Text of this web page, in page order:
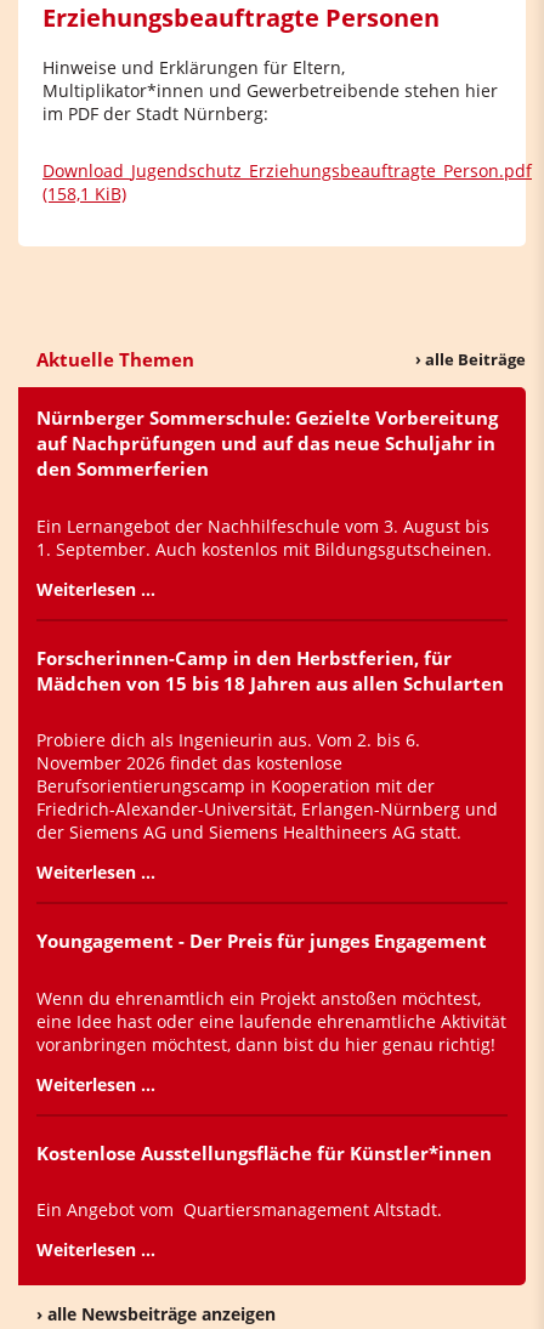
Erziehungsbeauftragte Personen
Hinweise und Erklärungen für Eltern,
Multiplikator*innen und Gewerbetreibende stehen hier
im PDF der Stadt Nürnberg:
Download_Jugendschutz_Erziehungsbeauftragte_Person.pdf
(158,1 KiB)
Aktuelle Themen › alle Beiträge
Nürnberger Sommerschule: Gezielte Vorbereitung
auf Nachprüfungen und auf das neue Schuljahr in
den Sommerferien
Ein Lernangebot der Nachhilfeschule vom 3. August bis
1. September. Auch kostenlos mit Bildungsgutscheinen.
Weiterlesen …
Forscherinnen-Camp in den Herbstferien, für
Mädchen von 15 bis 18 Jahren aus allen Schularten
Probiere dich als Ingenieurin aus. Vom 2. bis 6.
November 2026 findet das kostenlose
Berufsorientierungscamp in Kooperation mit der
Friedrich-Alexander-Universität, Erlangen-Nürnberg und
der Siemens AG und Siemens Healthineers AG statt.
Weiterlesen …
Youngagement - Der Preis für junges Engagement
Wenn du ehrenamtlich ein Projekt anstoßen möchtest,
eine Idee hast oder eine laufende ehrenamtliche Aktivität
voranbringen möchtest, dann bist du hier genau richtig!
Weiterlesen …
Kostenlose Ausstellungsfläche für Künstler*innen
Ein Angebot vom Quartiersmanagement Altstadt.
Weiterlesen …
› alle Newsbeiträge anzeigen